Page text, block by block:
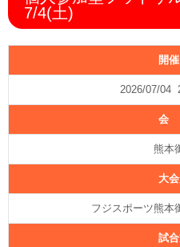
7/4(土)
開
2026/07/04
会
熊本
大
フジスポーツ熊本
試